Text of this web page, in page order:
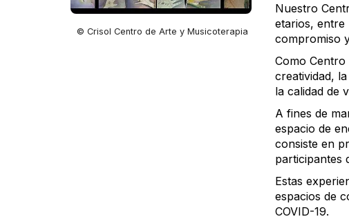
© Crisol Centro de Arte y Musicoterapia
Nuestro
etarios, entre
compromiso
Como
creatividad,
la calidad de
A fines de
espacio de
consiste en
participantes
Estas
espacios de
COVID-19.